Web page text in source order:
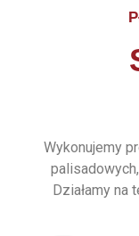
Wykonujemy
Działamy na